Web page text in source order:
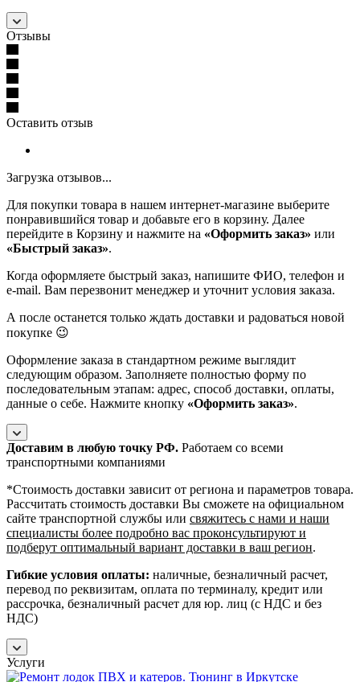
Отзывы
Оставить отзыв
Загрузка отзывов...
Для покупки товара в нашем интернет-магазине выберите
понравившийся товар и добавьте его в корзину. Далее
перейдите в Корзину и нажмите на «Оформить заказ» или
«Быстрый заказ».
Когда оформляете быстрый заказ, напишите ФИО, телефон и
e-mail. Вам перезвонит менеджер и уточнит условия заказа.
А после останется только ждать доставки и радоваться новой
покупке 😉
Оформление заказа в стандартном режиме выглядит
следующим образом. Заполняете полностью форму по
последовательным этапам: адрес, способ доставки, оплаты,
данные о себе. Нажмите кнопку «Оформить заказ».
Доставим в любую точку РФ. Работаем со всеми
транспортными компаниями
*Cтоимость доставки зависит от региона и параметров товара.
Рассчитать стоимость доставки Вы сможете на официальном
сайте транспортной службы или свяжитесь с нами и наши
специалисты более подробно вас проконсультируют и
подберут оптимальный вариант доставки в ваш регион.
Гибкие условия оплаты: наличные, безналичный расчет,
перевод по реквизитам, оплата по терминалу, кредит или
рассрочка, безналичный расчет для юр. лиц (с НДС и без
НДС)
Услуги